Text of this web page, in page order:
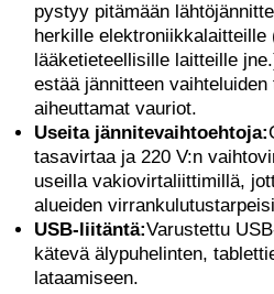
pystyy pitämään
herkille elektroniikkalaitteille
lääketieteellisille laitteille
estää jännitteen vaihteluiden
aiheuttamat vauriot.
Useita jännitevaihtoehtoja:
tasavirtaa ja 220 V:n
useilla vakiovirtaliittimillä,
alueiden
USB-liitäntä:Varustettu
kätevä älypuhelinten,
lataamiseen.